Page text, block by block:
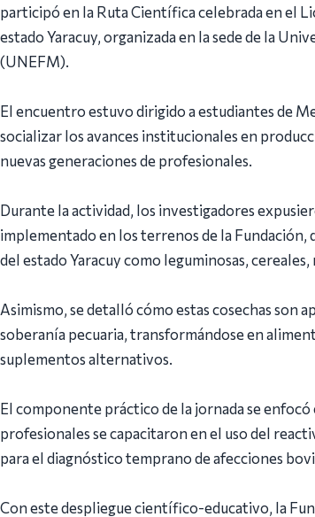
participó en la Ruta Científica celebrada en el
estado Yaracuy, organizada en la sede de la
(UNEFM).
El encuentro estuvo dirigido a estudiantes de
socializar los avances institucionales en
nuevas generaciones de profesionales.
Durante la actividad, los investigadores
implementado en los terrenos de la
del estado Yaracuy como leguminosas, cereales,
Asimismo, se detalló cómo estas cosechas son
soberanía pecuaria, transformándose en
suplementos alternativos.
El componente práctico de la jornada se
profesionales se capacitaron en el uso del
para el diagnóstico temprano de afecciones
Con este despliegue científico-educativo, la